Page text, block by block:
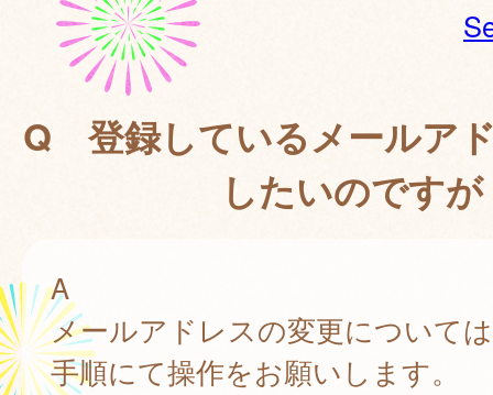
Q 登録しているメールア
したいのですが
A
メールアドレスの変更について
手順にて操作をお願いします。